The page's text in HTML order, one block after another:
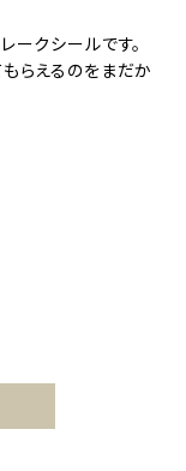
ークシールです。
らえるのをまだか